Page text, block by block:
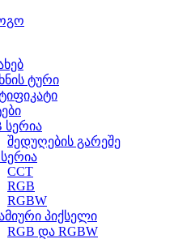
ტური
სერია
შედუღების გარეშე
სერია
CCT
RGB
RGBW
პიქსელი
RGB და RGBW